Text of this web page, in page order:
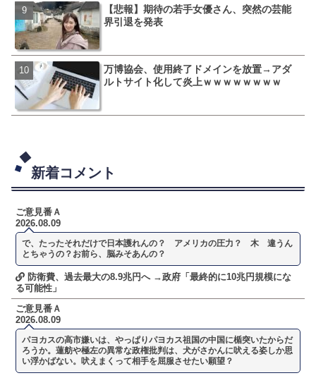
【悲報】期待の若手女優さん、突然の芸能
界引退を発表
万博協会、使用終了ドメインを放置→アダ
ルトサイト化して炎上ｗｗｗｗｗｗｗｗ
元TOKIO山口達也、家賃
母親「息子の借りた本が心
投稿→司書らからまさかの
新着コメント
ご意見番Ａ
2026.08.09
で、たったそれだけで日本護れんの？ アメリカの圧力？ 木 違うん
とちゃうの？お前ら、脳みそあんの？
防衛費、過去最大の8.9兆円へ →政府「最終的に10兆円規模にな
る可能性」
ご意見番Ａ
2026.08.09
パヨカスの高市嫌いは、やっぱりパヨカス祖国の中国に楯突いたからだ
ろうか。蓮舫や極左の異常な政権批判は、犬がさかんに吠える姿しか思
い浮かばない。吠えまくって相手を屈服させたい願望？